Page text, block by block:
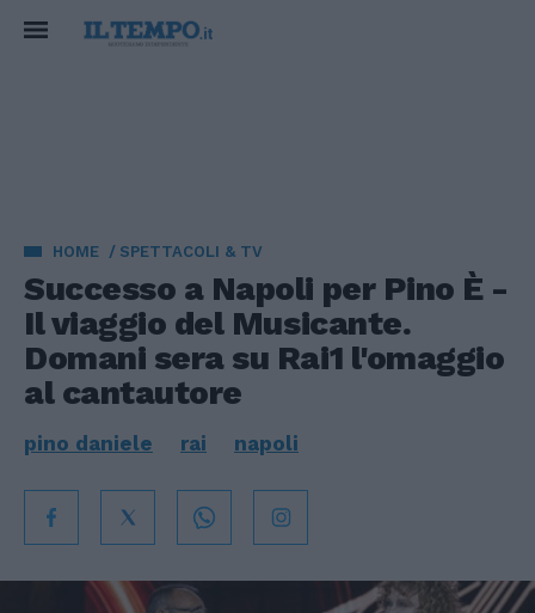
HOME SPETTACOLI & TV
Successo a Napoli per Pino È -
Il viaggio del Musicante.
Domani sera su Rai1 l'omaggio
al cantautore
pino daniele rai napoli